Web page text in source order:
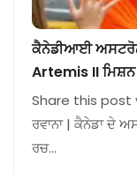
ਕੈਨੇਡੀਆਈ
Artemis II ਮਿਸ਼ਨ
Share this post
ਰਵਾਨਾ | ਕੈਨੇਡਾ ਦੇ
ਰਚ…